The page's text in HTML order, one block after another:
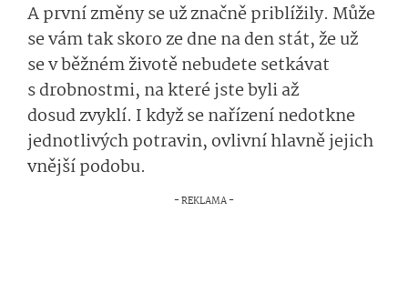
A prvnízměny se už značně priblížily. Může
se vám tak skoro ze dne na den stát, že už
sev běžném životěnebudete setkávat
s drobnostmi, na které jste byliaž
dosudzvyklí. I když senařízeníne­dotkne
jednotlivých potravin, ovliv­níhlavnějejich
vnější podobu.